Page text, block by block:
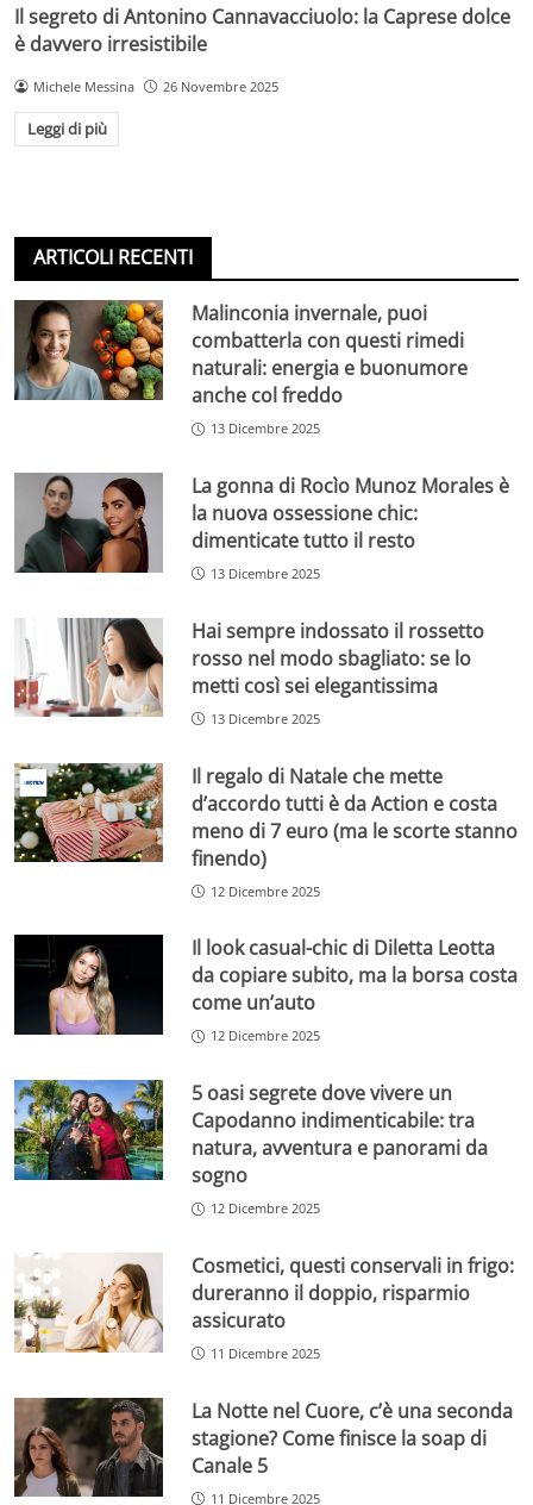
Il segreto di Antonino Cannavacciuolo: la Caprese dolce
è davvero irresistibile
Michele Messina 26 Novembre 2025
Leggi di più
ARTICOLI RECENTI
Malinconia invernale, puoi
combatterla con questi rimedi
naturali: energia e buonumore
anche col freddo
13 Dicembre 2025
La gonna di Rocìo Munoz Morales è
la nuova ossessione chic:
dimenticate tutto il resto
13 Dicembre 2025
Hai sempre indossato il rossetto
rosso nel modo sbagliato: se lo
metti così sei elegantissima
13 Dicembre 2025
Il regalo di Natale che mette
d’accordo tutti è da Action e costa
meno di 7 euro (ma le scorte stanno
finendo)
12 Dicembre 2025
Il look casual-chic di Diletta Leotta
da copiare subito, ma la borsa costa
come un’auto
12 Dicembre 2025
5 oasi segrete dove vivere un
Capodanno indimenticabile: tra
natura, avventura e panorami da
sogno
12 Dicembre 2025
Cosmetici, questi conservali in frigo:
dureranno il doppio, risparmio
assicurato
11 Dicembre 2025
La Notte nel Cuore, c’è una seconda
stagione? Come finisce la soap di
Canale 5
11 Dicembre 2025